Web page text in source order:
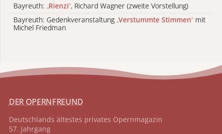
Bayreuth: „Rienzi“, Richard Wagner (zweite Vorstellung)
Bayreuth: Gedenkveranstaltung „Verstummte Stimmen“ mit
Michel Friedman
DER OPERNFREUND
Deutschlands ältestes privates Opernmagazin
57. Jahrgang